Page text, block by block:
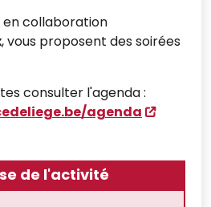
en collaboration
, vous proposent des soirées
consulter l'agenda :
agenda
de l'activité